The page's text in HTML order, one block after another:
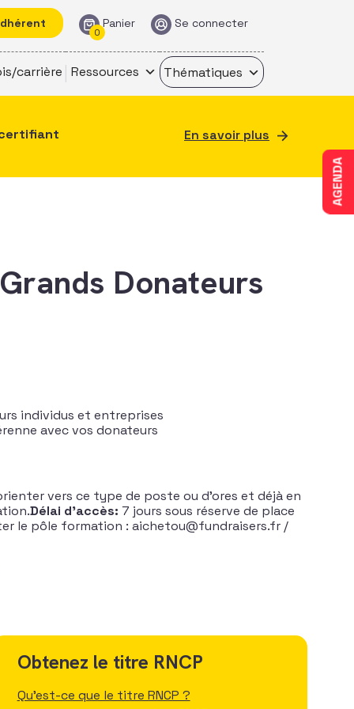
Panier
0
Se connecter
carrière Ressources Thématiques
AGENDA
En savoir plus
Donateurs
individus et entreprises
avec vos donateurs
vers ce type de poste ou d’ores et déjà en
Délai d’accès: 7 jours sous réserve de place
le pôle formation : aichetou@fundraisers.fr /
Obtenez le titre RNCP
Qu'est-ce que le titre RNCP ?